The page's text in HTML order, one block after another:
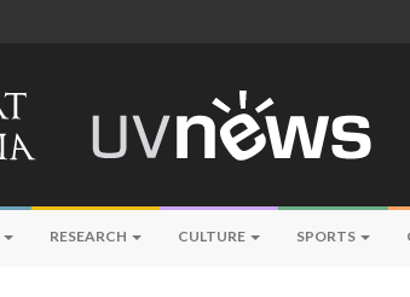
RESEARCH CULTURE SPORTS